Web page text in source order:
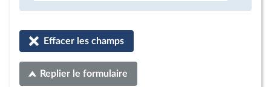
Effacer les champs
Replier le formulaire